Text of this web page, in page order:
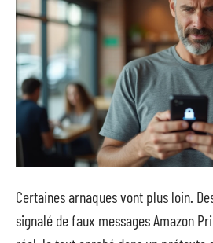
Certaines arnaques vont plus loin.
signalé de faux messages Amazon